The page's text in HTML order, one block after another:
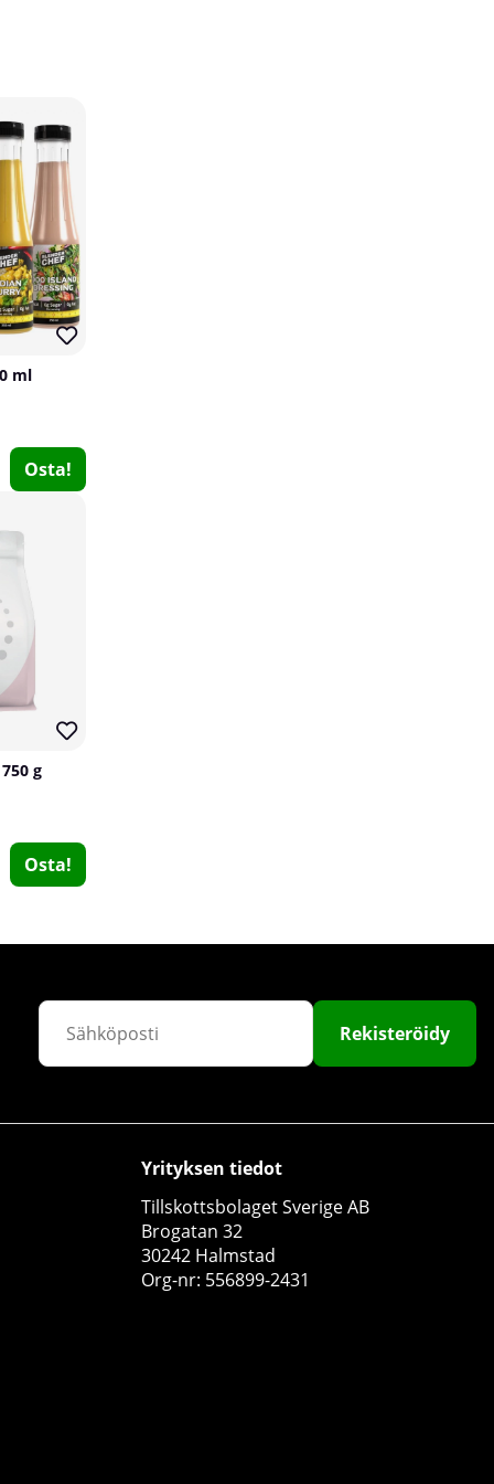
10
NOCCO
0
€59.99
ml
Osta!
g
Osta!
Rekisteröidy
Yrityksen tiedot
Tillskottsbolaget Sverige AB
Brogatan 32
30242 Halmstad
Org-nr: 556899-2431